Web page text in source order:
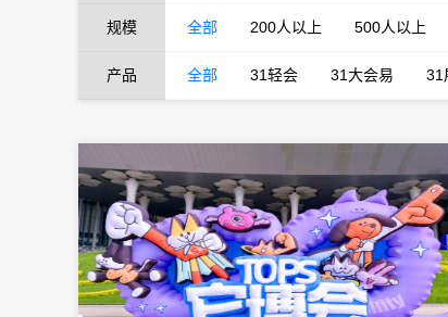
规模 全部 200人以上 500人以上
产品 全部 31轻会 31大会易 31